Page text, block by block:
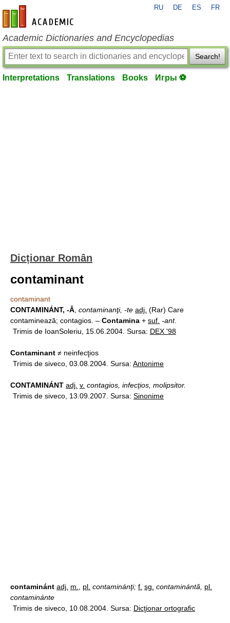
en-academic.com
RU DE ES FR
Academic Dictionaries and Encyclopedias
Search!
Interpretations Translations Books Игры ⚽
Dicționar Român
contaminant
contaminant
CONTAMINÁNT, -Ă contaminanţi, -te adj. (Rar) Care
contaminează; contagios. – Contamina + suf. -ant.
Trimis de IoanSoleriu, 15.06.2004. Sursa: DEX '98
Contaminant ≠ neinfecţios
Trimis de siveco, 03.08.2004. Sursa: Antonime
CONTAMINÁNT adj. v. contagios, infecţios, molipsitor.
Trimis de siveco, 13.09.2007. Sursa: Sinonime
contaminánt adj. m. pl. contaminánţi; f. sg. contaminántă,
pl.
contaminánte
Trimis de siveco, 10.08.2004. Sursa: Dicţionar ortografic